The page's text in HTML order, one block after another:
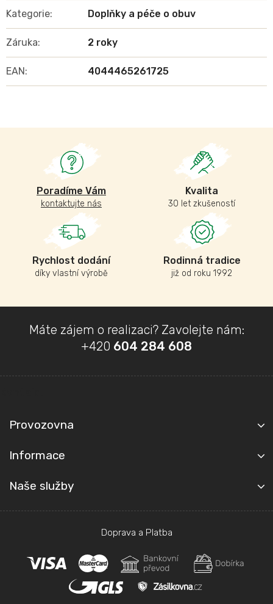
Poradíme Vám
kontaktujte nás
Kvalita
30 let zkušeností
Rychlost dodání
díky vlastní výrobě
Rodinná tradice
již od roku 1992
Kategorie: Doplňky a péče o obuv
Záruka: 2 roky
EAN: 4044465261725
a
Máte zájem o realizaci? Zavolejte nám:
+420 604 284 608
Provozovna
Informace
Naše služby
Doprava a Platba